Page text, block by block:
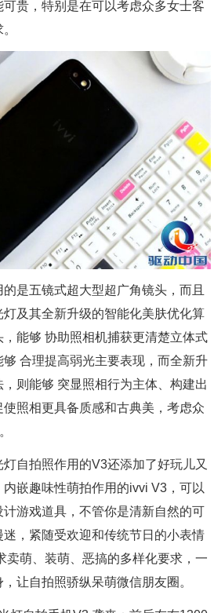
贵，特别是在可以考虑众多女士客
是五镜式超大型超广角镜头，而且
及其全新升级的智能化美肤优化算
能够 协助照相机捕获更清楚立体式
合理提高弱光主要表现，而全新升
则能够 突显照相行为主体、构建出
照相更具备质感和古典美，考虑众
自拍照作用的V3还添加了好玩儿又
嵌趣味性萌拍作用的ivvi V3，可以
游戏道具，不管你是清新自然的可
，紧随受欢迎和传统节日的小表情
卖萌、装萌、恶搞的多样化要求，一
让自拍照骄纵呆萌微信朋友圈。